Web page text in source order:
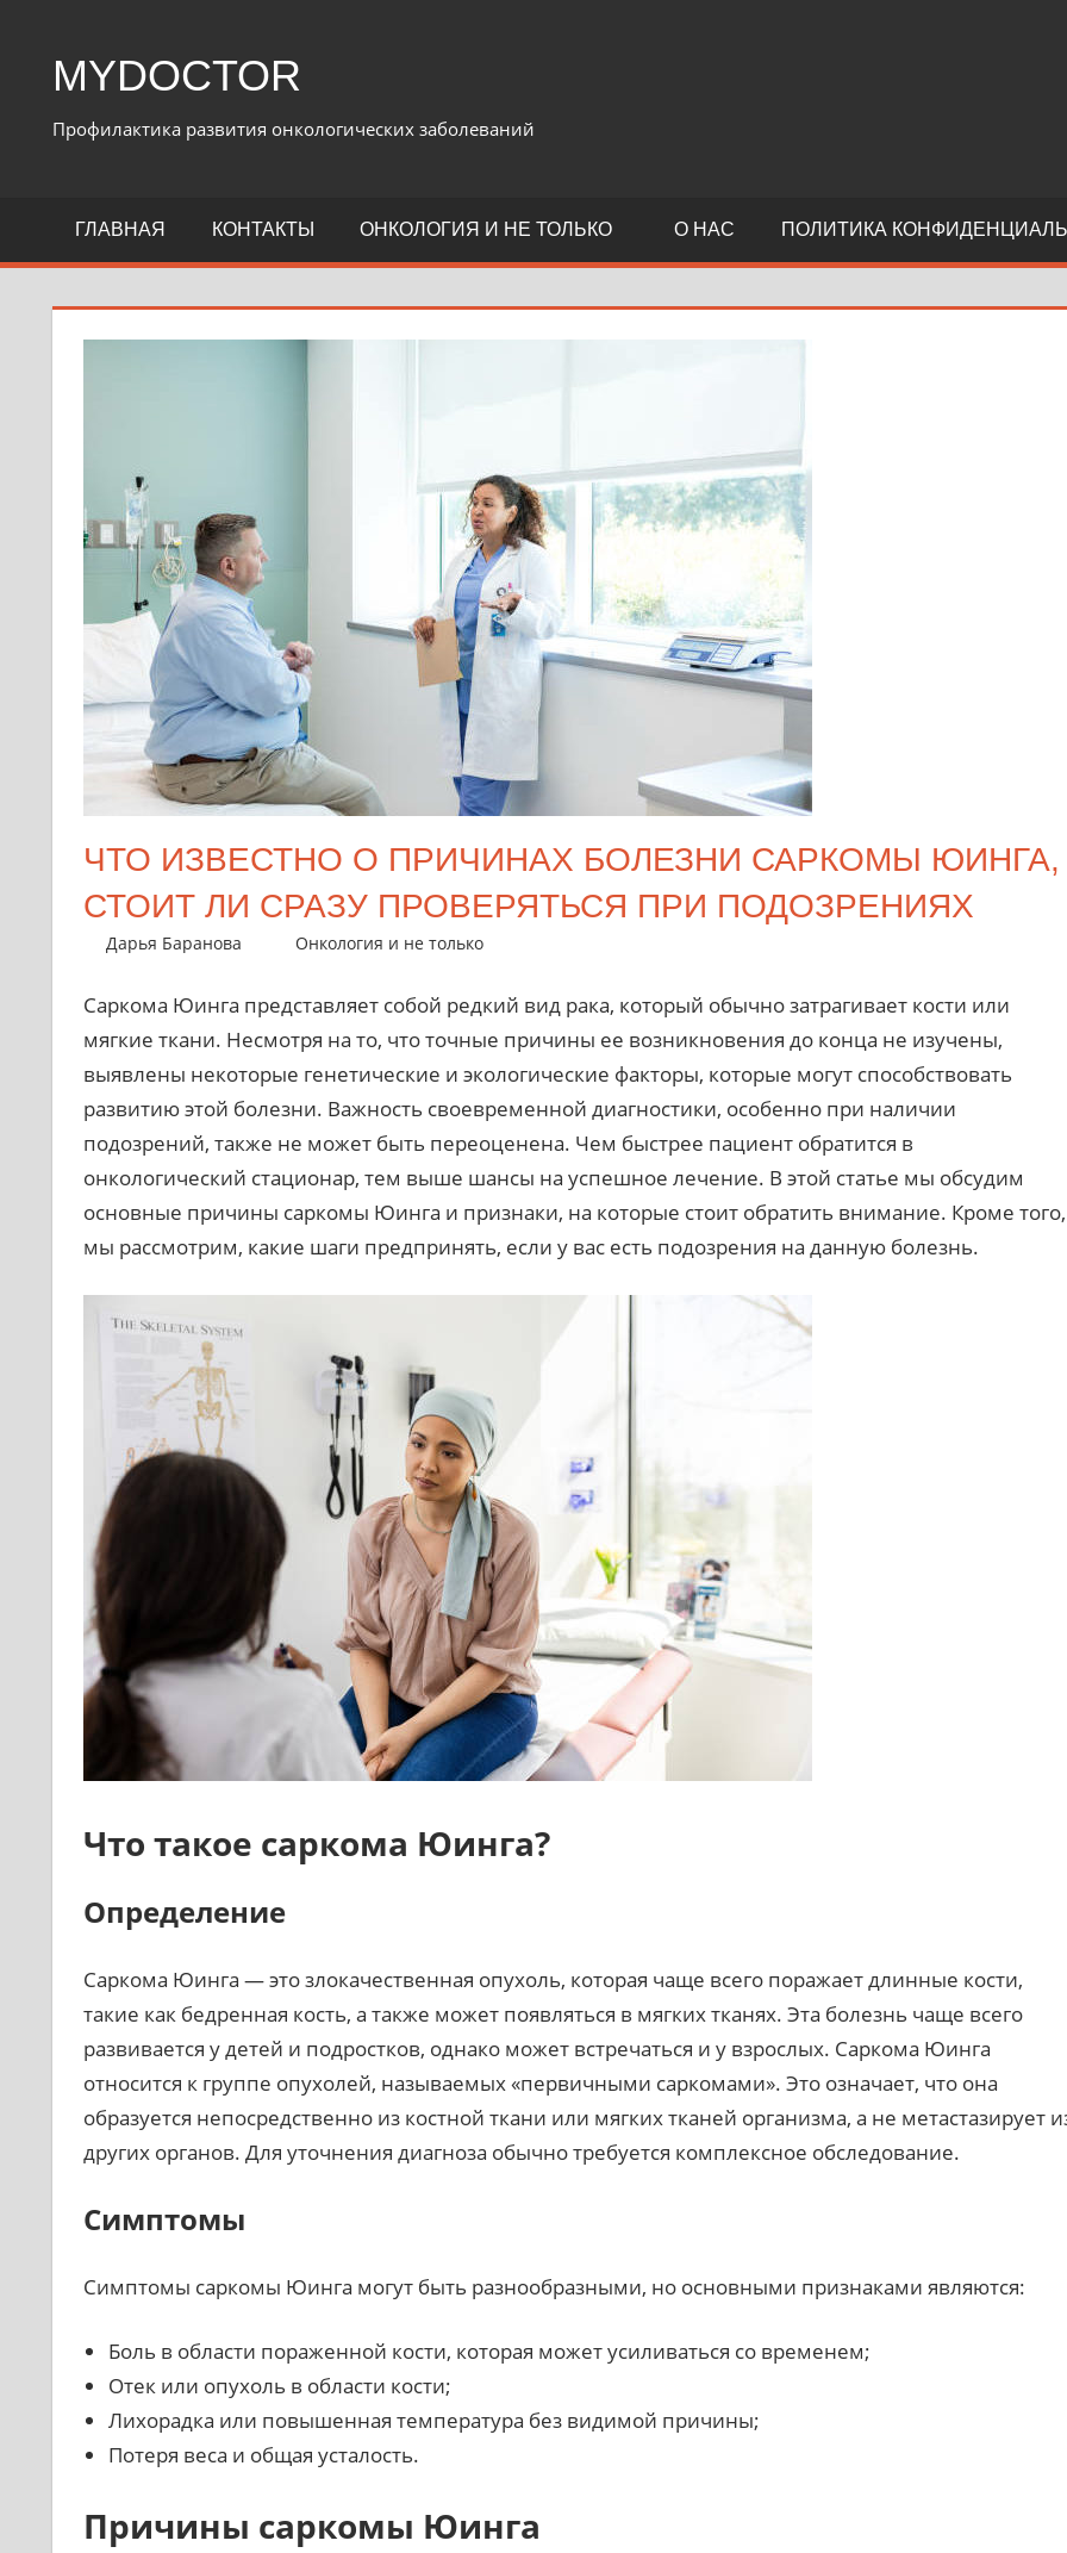
содержимому
MYDOCTOR
Профилактика развития онкологических заболеваний
ГЛАВНАЯ КОНТАКТЫ ОНКОЛОГИЯ И НЕ ТОЛЬКО О НАС ПОЛИТИКА
ЧТО ИЗВЕСТНО О ПРИЧИНАХ БОЛЕЗНИ САРКОМЫ ЮИНГА,
СТОИТ ЛИ СРАЗУ ПРОВЕРЯТЬСЯ ПРИ ПОДОЗРЕНИЯХ
27 сентября 2024
Дарья Баранова Онкология и не только
Саркома Юинга представляет собой редкий вид рака, который обычно затрагивает кости или
мягкие ткани. Несмотря на то, что точные причины ее возникновения до конца не изучены,
выявлены некоторые генетические и экологические факторы, которые могут способствовать
развитию этой болезни. Важность своевременной диагностики, особенно при наличии
подозрений, также не может быть переоценена. Чем быстрее пациент обратится в
онкологический стационар, тем выше шансы на успешное лечение. В этой статье мы обсудим
основные причины саркомы Юинга и признаки, на которые стоит обратить внимание. Кроме того,
мы рассмотрим, какие шаги предпринять, если у вас есть подозрения на данную болезнь.
Что такое саркома Юинга?
Определение
Саркома Юинга — это злокачественная опухоль, которая чаще всего поражает длинные кости,
такие как бедренная кость, а также может появляться в мягких тканях. Эта болезнь чаще всего
развивается у детей и подростков, однако может встречаться и у взрослых. Саркома Юинга
относится к группе опухолей, называемых «первичными саркомами». Это означает, что она
образуется непосредственно из костной ткани или мягких тканей организма, а не метастазирует
других органов. Для уточнения диагноза обычно требуется комплексное обследование.
Симптомы
Симптомы саркомы Юинга могут быть разнообразными, но основными признаками являются:
Боль в области пораженной кости, которая может усиливаться со временем;
Отек или опухоль в области кости;
Лихорадка или повышенная температура без видимой причины;
Потеря веса и общая усталость.
Причины саркомы Юинга